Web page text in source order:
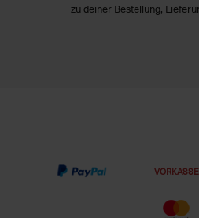
zu deiner Bestellung,
VORKASSE